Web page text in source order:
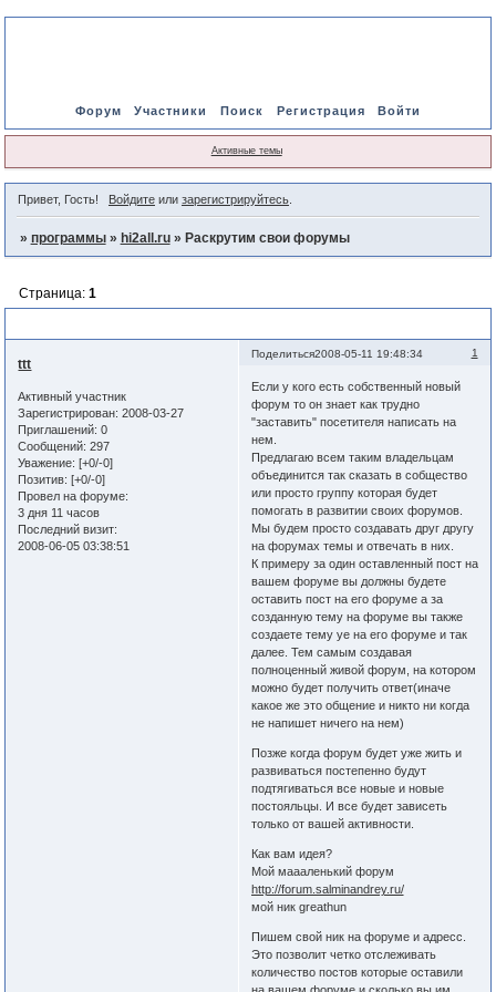
Форум Участники Поиск Регистрация Войти
Активные темы
Привет, Гость! Войдитеили зарегистрируйтесь.
» программы » hi2all.ru » Раскрутим свои форумы
Страница: 1
Поделиться 1
2008-05-11 19:48:34
ttt
Активный участник
Зарегистрирован: 2008-03-27
Приглашений: 0
Сообщений: 297
Уважение: [+0/-0]
Позитив: [+0/-0]
Провел на форуме:
3 дня 11 часов
Последний визит:
2008-06-05 03:38:51
Если у кого есть собственный новый
форум то он знает как трудно
"заставить" посетителя написать на
нем.
Предлагаю всем таким владельцам
объединится так сказать в собщество
или просто группу которая будет
помогать в развитии своих форумов.
Мы будем просто создавать друг другу
на форумах темы и отвечать в них.
К примеру за один оставленный пост на
вашем форуме вы должны будете
оставить пост на его форуме а за
созданную тему на форуме вы также
создаете тему уе на его форуме и так
далее. Тем самым создавая
полноценный живой форум, на котором
можно будет получить ответ(иначе
какое же это общение и никто ни когда
не напишет ничего на нем)
Позже когда форум будет уже жить и
развиваться постепенно будут
подтягиваться все новые и новые
постояльцы. И все будет зависеть
только от вашей активности.
Как вам идея?
Мой маааленький форум
http://forum.salminandrey.ru/
мой ник greathun
Пишем свой ник на форуме и адресс.
Это позволит четко отслеживать
количество постов которые оставили